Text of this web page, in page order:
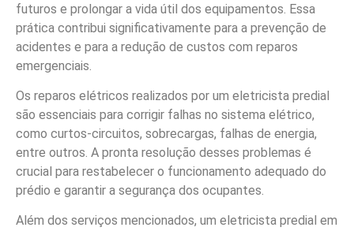
futuros e prolongar a vida útil dos equipamentos. Essa
prática contribui significativamente para a prevenção de
acidentes e para a redução de custos com reparos
emergenciais.
Os reparos elétricos realizados por um eletricista predial
são essenciais para corrigir falhas no sistema elétrico,
como curtos-circuitos, sobrecargas, falhas de energia,
entre outros. A pronta resolução desses problemas é
crucial para restabelecer o funcionamento adequado do
prédio e garantir a segurança dos ocupantes.
Além dos serviços mencionados, um eletricista predial em